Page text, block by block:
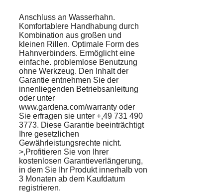
Anschluss an Wasserhahn.
Komfortablere Handhabung durch
Kombination aus großen und
kleinen Rillen. Optimale Form des
Hahnverbinders. Ermöglicht eine
einfache. problemlose Benutzung
ohne Werkzeug. Den Inhalt der
Garantie entnehmen Sie der
innenliegenden Betriebsanleitung
oder unter
www.gardena.com/warranty oder
Sie erfragen sie unter +,49 731 490
3773. Diese Garantie beeinträchtigt
Ihre gesetzlichen
Gewährleistungsrechte nicht.
>,Profitieren Sie von Ihrer
kostenlosen Garantieverlängerung,
in dem Sie Ihr Produkt innerhalb von
3 Monaten ab dem Kaufdatum
registrieren.